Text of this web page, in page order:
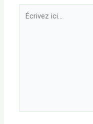
Écrivez
ici…